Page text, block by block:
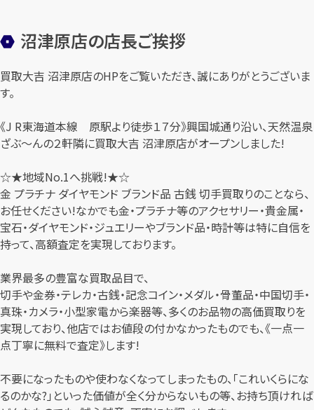
沼津原店の店長ご挨拶
買取大吉 沼津原店のHPをご覧いただき、誠にありがとうございま
す。
《J R東海道本線 原駅より徒歩１７分》興国城通り沿い、天然温泉
ざぶ〜んの２軒隣に買取大吉 沼津原店がオープンしました!
☆★地域No.1へ挑戦!★☆
金 プラチナ ダイヤモンド ブランド品 古銭 切手買取りのことなら、
お任せください!なかでも金・プラチナ等のアクセサリー・貴金属・
宝石・ダイヤモンド・ジュエリーやブランド品・時計等は特に自信を
持って、高額査定を実現しております。
業界最多の豊富な買取品目で、
切手や金券・テレカ・古銭・記念コイン・メダル・骨董品・中国切手・
真珠・カメラ・小型家電から楽器等、多くのお品物の高価買取りを
実現しており、他店ではお値段の付かなかったものでも、《一点一
点丁寧に無料で査定》します!
不要になったものや使わなくなってしまったもの、「これいくらにな
るのかな?」といった価値が全く分からないもの等、お持ち頂ければ